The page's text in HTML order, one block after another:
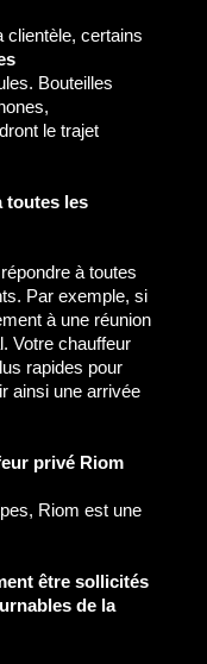
clientèle, certains
Bouteilles
le trajet
toutes les
à toutes
Par exemple, si
à une réunion
Votre chauffeur
rapides pour
ainsi une arrivée
privé Riom
Riom est une
être sollicités
de la